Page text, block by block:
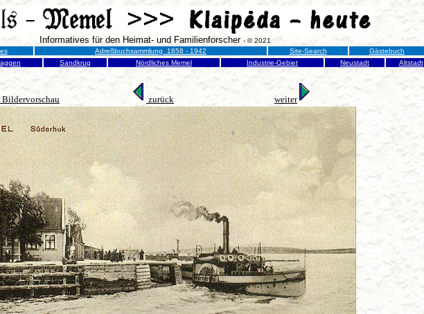
Informatives für den Heimat- und Familienforscher - © 2021
Adreßbuchsammlung 1858 - 1942 Site-Search Gästebuch
Sandkrug Nördliches Memel Industrie-Gebiet Neustadt Altstadt
zurück weiter